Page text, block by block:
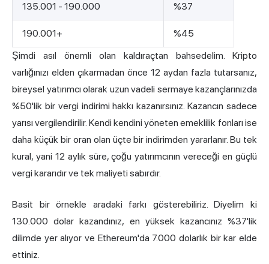
135.001 - 190.000 %37
190.001+
%45
Şimdi asıl önemli olan kaldıraçtan bahsedelim. Kripto
varlığınızı elden çıkarmadan önce 12 aydan fazla tutarsanız,
bireysel yatırımcı olarak uzun vadeli sermaye kazançlarınızda
%50'lik bir vergi indirimi hakkı kazanırsınız. Kazancın sadece
yarısı vergilendirilir. Kendi kendini yöneten emeklilik fonları ise
daha küçük bir oran olan üçte bir indirimden yararlanır. Bu tek
kural, yani 12 aylık süre, çoğu yatırımcının vereceği en güçlü
vergi kararıdır ve tek maliyeti sabırdır.
Basit bir örnekle aradaki farkı gösterebiliriz. Diyelim ki
130.000 dolar kazandınız, en yüksek kazancınız %37'lik
dilimde yer alıyor ve Ethereum'da 7.000 dolarlık bir kar elde
ettiniz.